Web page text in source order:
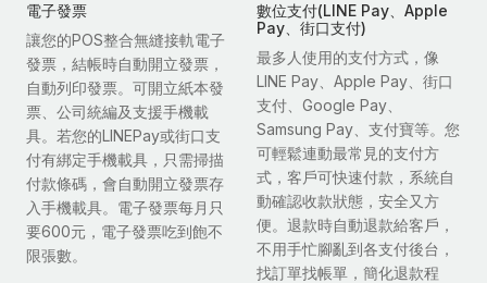
電子發票
讓您的POS整合無縫接軌電子
發票，結帳時自動開立發票，
自動列印發票。可開立紙本發
票、公司統編及支援手機載
具。若您的LINEPay或街口支
付有綁定手機載具，只需掃描
付款條碼，會自動開立發票存
入手機載具。電子發票每月只
要600元，電子發票吃到飽不
限張數。
數位支付(LINE Pay、Apple
Pay、街口支付)
最多人使用的支付方式，像
LINE Pay、Apple Pay、街口
支付、Google Pay、
Samsung Pay、支付寶等。您
可輕鬆連動最常見的支付方
式，客戶可快速付款，系統自
動確認收款狀態，安全又方
便。退款時自動退款給客戶，
不用手忙腳亂到各支付後台，
找訂單找帳單，簡化退款程